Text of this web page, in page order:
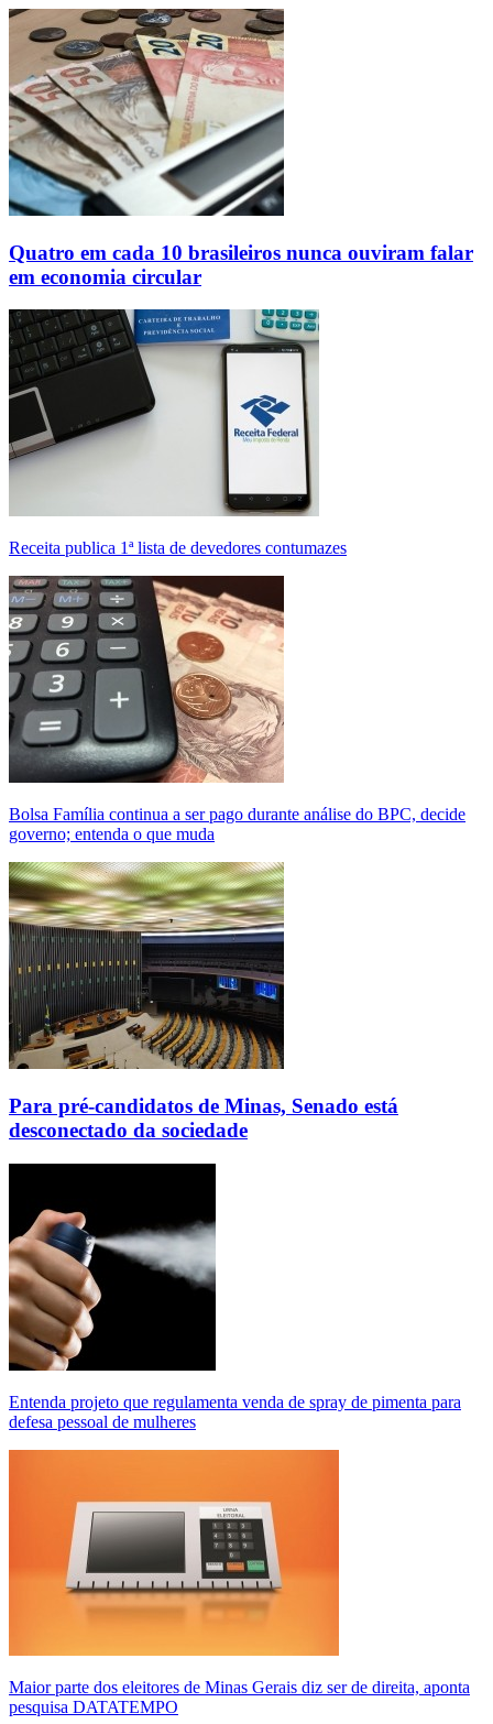
Quatro em cada 10 brasileiros nunca ouviram falar
em economia circular
Receita publica 1ª lista de devedores contumazes
Bolsa Família continua a ser pago durante análise do BPC, decide
governo; entenda o que muda
Para pré-candidatos de Minas, Senado está
desconectado da sociedade
Entenda projeto que regulamenta venda de spray de pimenta para
defesa pessoal de mulheres
Maior parte dos eleitores de Minas Gerais diz ser de direita, aponta
pesquisa DATATEMPO